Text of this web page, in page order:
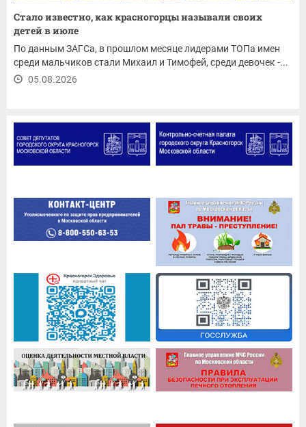
Стало известно, как красногорцы называли своих
детей в июле
По данным ЗАГСа, в прошлом месяце лидерами ТОПа имен
среди мальчиков стали Михаил и Тимофей, среди девочек -...
05.08.2026